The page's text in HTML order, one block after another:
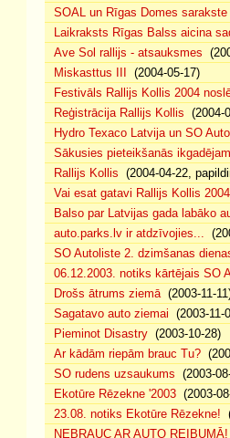
SOAL un Rīgas Domes
Laikraksts Rīgas Balss aicina
Ave Sol rallijs - atsauksmes
Miskasttus III
(2004-05-17)
Festivāls Rallijs Kollis 2004
Reģistrācija Rallijs Kollis (2004-
Hydro Texaco Latvija un SO
Sākusies pieteikšanās
Rallijs Kollis (2004-04-22,
Vai esat gatavi Rallijs Kollis
Balso par Latvijas gada labāko
auto.parks.lv ir atdzīvojies...
SO Autoliste 2. dzimšanas
06.12.2003. notiks kārtējais SO
Drošs ātrums ziemā(2003-11-
Sagatavo auto ziemai (2003-11-
Pieminot Disastry (2003-10-28)
Ar kādām riepām brauc Tu?
SO rudens uzsaukums (2003-
Ekotūre Rēzekne '2003 (2003-
23.08. notiks Ekotūre Rēzekne!
NEBRAUC AR AUTO REIBUMĀ!